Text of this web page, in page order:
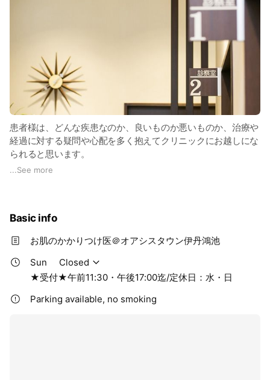
患者様は、どんな疾患なのか、良いものか悪いものか、治療や
経過に対する疑問や心配を多く抱えてクリニックにお越しにな
られると思います。
患者様お一人お一人に寄り添い、大きかった不安を少しでも小
をしたいと思っております。
皆様に何でもご相談頂けるような、温かみのあるクリニックを
目指し、誠心誠意努めてまいります。
...See more
Basic info
お肌のかかりつけ医＠オアシスタウン伊丹鴻池
Sun
Closed
★受付★午前11:30・午後17:00迄/定休日：水・日
Parking available, no smoking